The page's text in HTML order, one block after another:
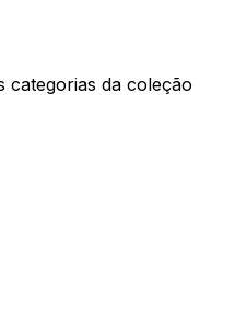
categorias da coleção